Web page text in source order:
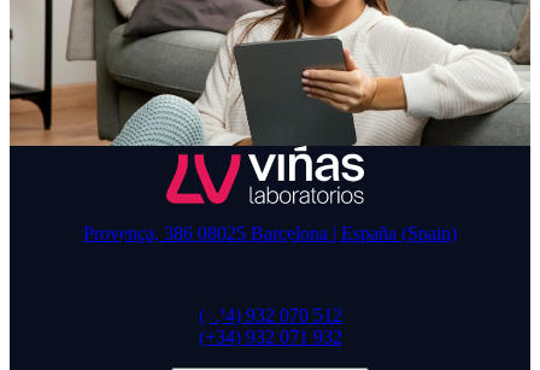
Descubre consejos en
nuestro blog
Provença, 386 08025 Barcelona | España (Spain)
(+34) 932 070 512
(+34) 932 071 932